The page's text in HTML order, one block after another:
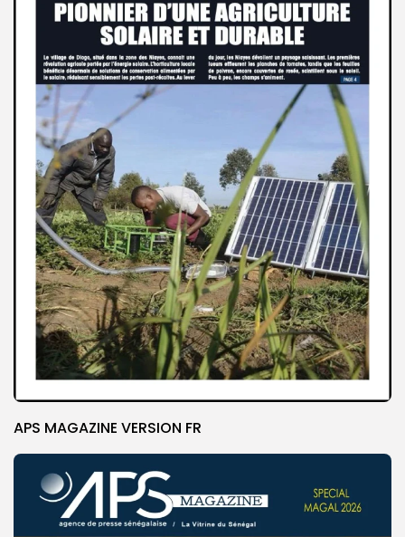
APS MAGAZINE VERSION FR